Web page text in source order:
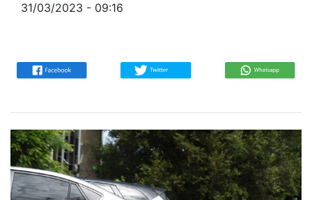
31/03/2023 - 09:16